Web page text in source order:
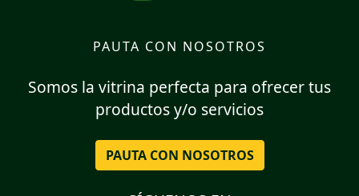
PAUTA CON NOSOTROS
Somos la vitrina perfecta para ofrecer tus
productos y/o servicios
PAUTA CON NOSOTROS